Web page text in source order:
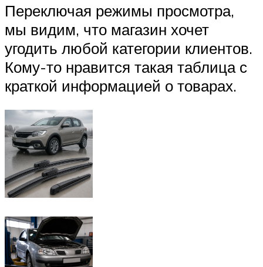
Переключая режимы просмотра,
мы видим, что магазин хочет
угодить любой категории клиентов.
Кому-то нравится такая таблица с
краткой информацией о товарах.